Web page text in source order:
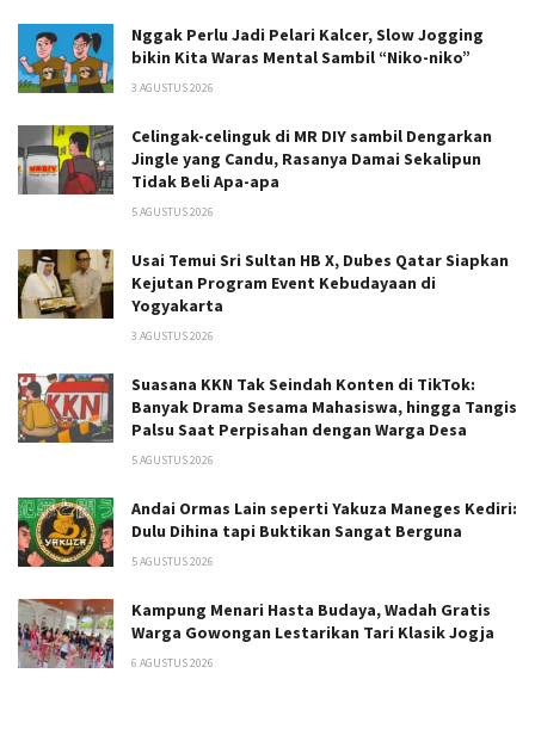
Nggak Perlu Jadi Pelari Kalcer, Slow Jogging
bikin Kita Waras Mental Sambil “Niko-niko”
3 AGUSTUS 2026
Celingak-celinguk di MR DIY sambil Dengarkan
Jingle yang Candu, Rasanya Damai Sekalipun
Tidak Beli Apa-apa
5 AGUSTUS 2026
Usai Temui Sri Sultan HB X, Dubes Qatar Siapkan
Kejutan Program Event Kebudayaan di
Yogyakarta
3 AGUSTUS 2026
Suasana KKN Tak Seindah Konten di TikTok:
Banyak Drama Sesama Mahasiswa, hingga Tangis
Palsu Saat Perpisahan dengan Warga Desa
5 AGUSTUS 2026
Andai Ormas Lain seperti Yakuza Maneges Kediri:
Dulu Dihina tapi Buktikan Sangat Berguna
5 AGUSTUS 2026
Kampung Menari Hasta Budaya, Wadah Gratis
Warga Gowongan Lestarikan Tari Klasik Jogja
6 AGUSTUS 2026